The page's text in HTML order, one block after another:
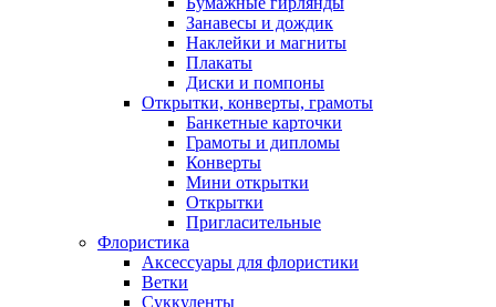
Занавесы и дождик
Наклейки и магниты
Плакаты
Диски и помпоны
Открытки, конверты, грамоты
Банкетные карточки
Грамоты и дипломы
Конверты
Мини открытки
Открытки
Пригласительные
Флористика
Аксессуары для флористики
Ветки
Суккуленты